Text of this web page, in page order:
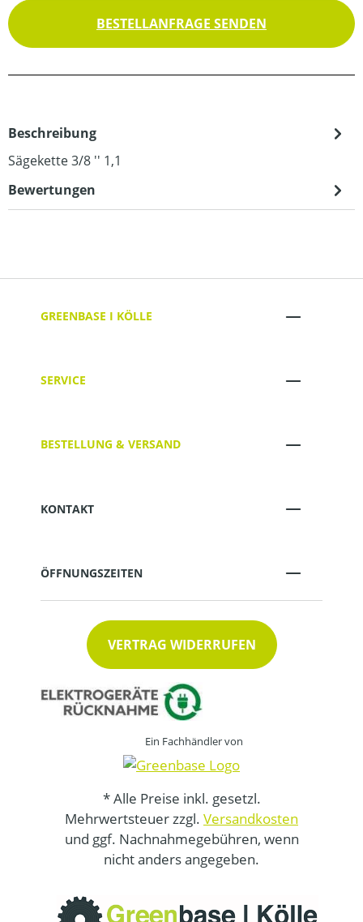
BESTELLANFRAGE SENDEN
Beschreibung
Sägekette 3/8 '' 1,1
Bewertungen
GREENBASE I KÖLLE
SERVICE
BESTELLUNG & VERSAND
KONTAKT
ÖFFNUNGSZEITEN
VERTRAG WIDERRUFEN
Ein Fachhändler von
* Alle Preise inkl. gesetzl.
Mehrwertsteuer zzgl. Versandkosten
und ggf. Nachnahmegebühren, wenn
nicht anders angegeben.